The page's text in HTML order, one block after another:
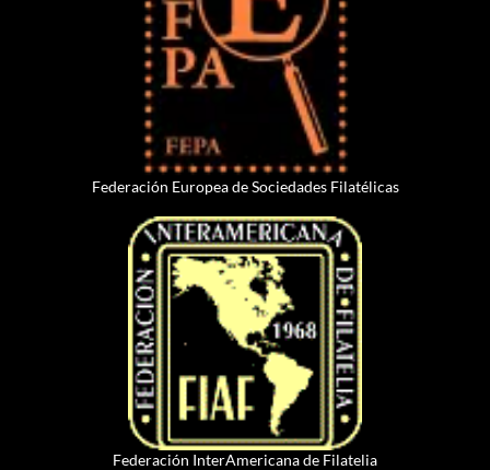
Federación Europea de Sociedades Filatélicas
Federación InterAmericana de Filatelia